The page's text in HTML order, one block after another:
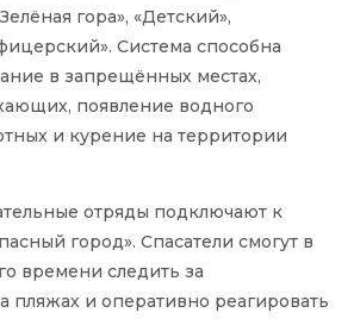
гора», «Детский»,
Система способна
в запрещённых местах,
появление водного
и курение на территории
отряды подключают к
город». Спасатели смогут в
времени следить за
пляжах и оперативно реагировать